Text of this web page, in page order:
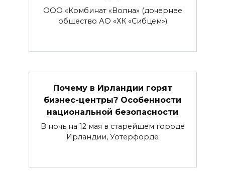
ООО «Комбинат «Волна» (дочернее
общество АО «ХК «Сибцем»)
Почему в Ирландии горят
бизнес-центры? Особенности
национальной безопасности
В ночь на 12 мая в старейшем городе
Ирландии, Уотерфорде